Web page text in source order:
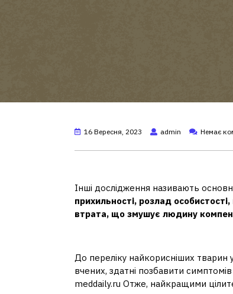
16 Вересня, 2023 admin Немає
Інші дослідження називають
прихильності, розлад
втрата, що змушує людину
До переліку найкорисніших тварин
вчених, здатні позбавити
meddaily.ru Отже, найкращими